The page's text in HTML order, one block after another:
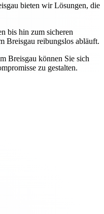
bieten wir Lösungen, die
bis hin zum sicheren
Breisgau reibungslos abläuft.
Breisgau können Sie sich
zu gestalten.